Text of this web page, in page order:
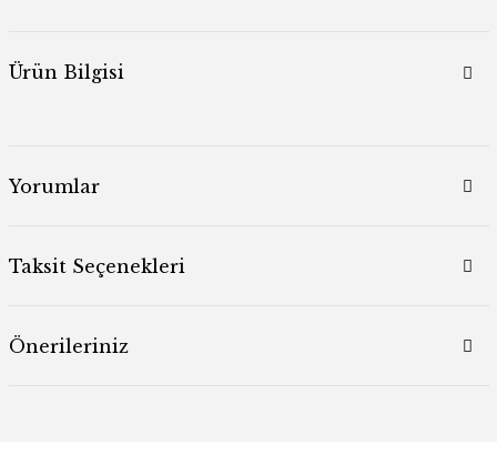
Ürün Bilgisi
Yorumlar
Taksit Seçenekleri
Önerileriniz